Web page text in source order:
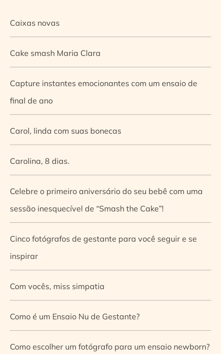
Caixas novas
Cake smash Maria Clara
Capture instantes emocionantes com um ensaio de
final de ano
Carol, linda com suas bonecas
Carolina, 8 dias.
Celebre o primeiro aniversário do seu bebê com uma
sessão inesquecível de “Smash the Cake”!
Cinco fotógrafos de gestante para você seguir e se
inspirar
Com vocês, miss simpatia
Como é um Ensaio Nu de Gestante?
Como escolher um fotógrafo para um ensaio newborn?